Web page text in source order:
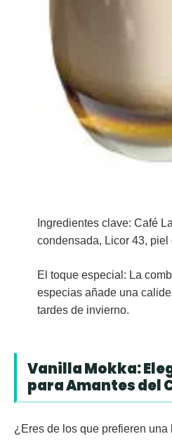
Ingredientes clave: Café
condensada, Licor 43, piel
El toque especial: La
especias añade una
tardes de invierno.
Vanilla Mokka:
para Amantes del
¿Eres de los que prefieren